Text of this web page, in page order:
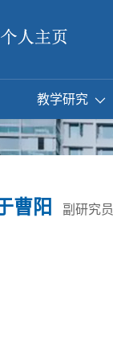
教学研究
曹阳 副研究员